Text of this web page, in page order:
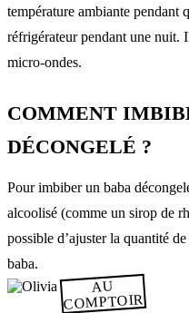
température ambiante pendant
réfrigérateur pendant une nuit.
micro-ondes.
COMMENT
DÉCONGELÉ ?
Pour imbiber un baba
alcoolisé (comme un sirop de
possible d’ajuster la quantité
baba.
AU
COMPTOIR